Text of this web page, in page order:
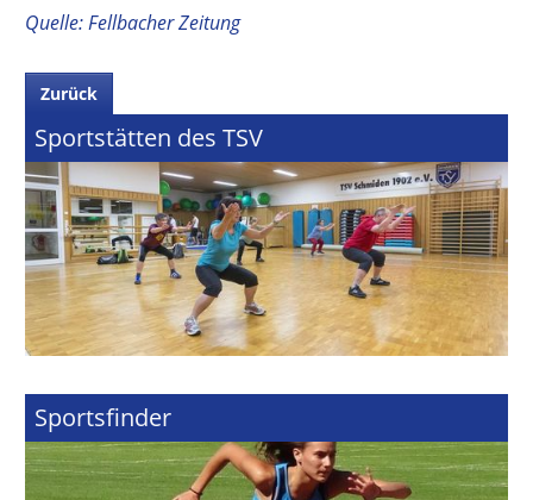
Quelle: Fellbacher Zeitung
Zurück
Sportstätten des TSV
Sportsfinder